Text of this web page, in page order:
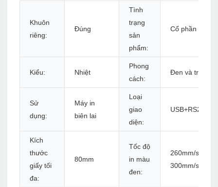
Khuôn
riêng:
Đúng
Tình
trạng
sản
phẩm:
Cổ phần
Kiểu: Nhiệt
Phong
cách:
Đen và trắng
Sử
dụng:
Máy in
biên lai
Loại
giao
diện:
Kích
thước
giấy tối
đa:
80mm
Tốc độ
in màu
đen:
260mm/s (tiêu
300mm/s